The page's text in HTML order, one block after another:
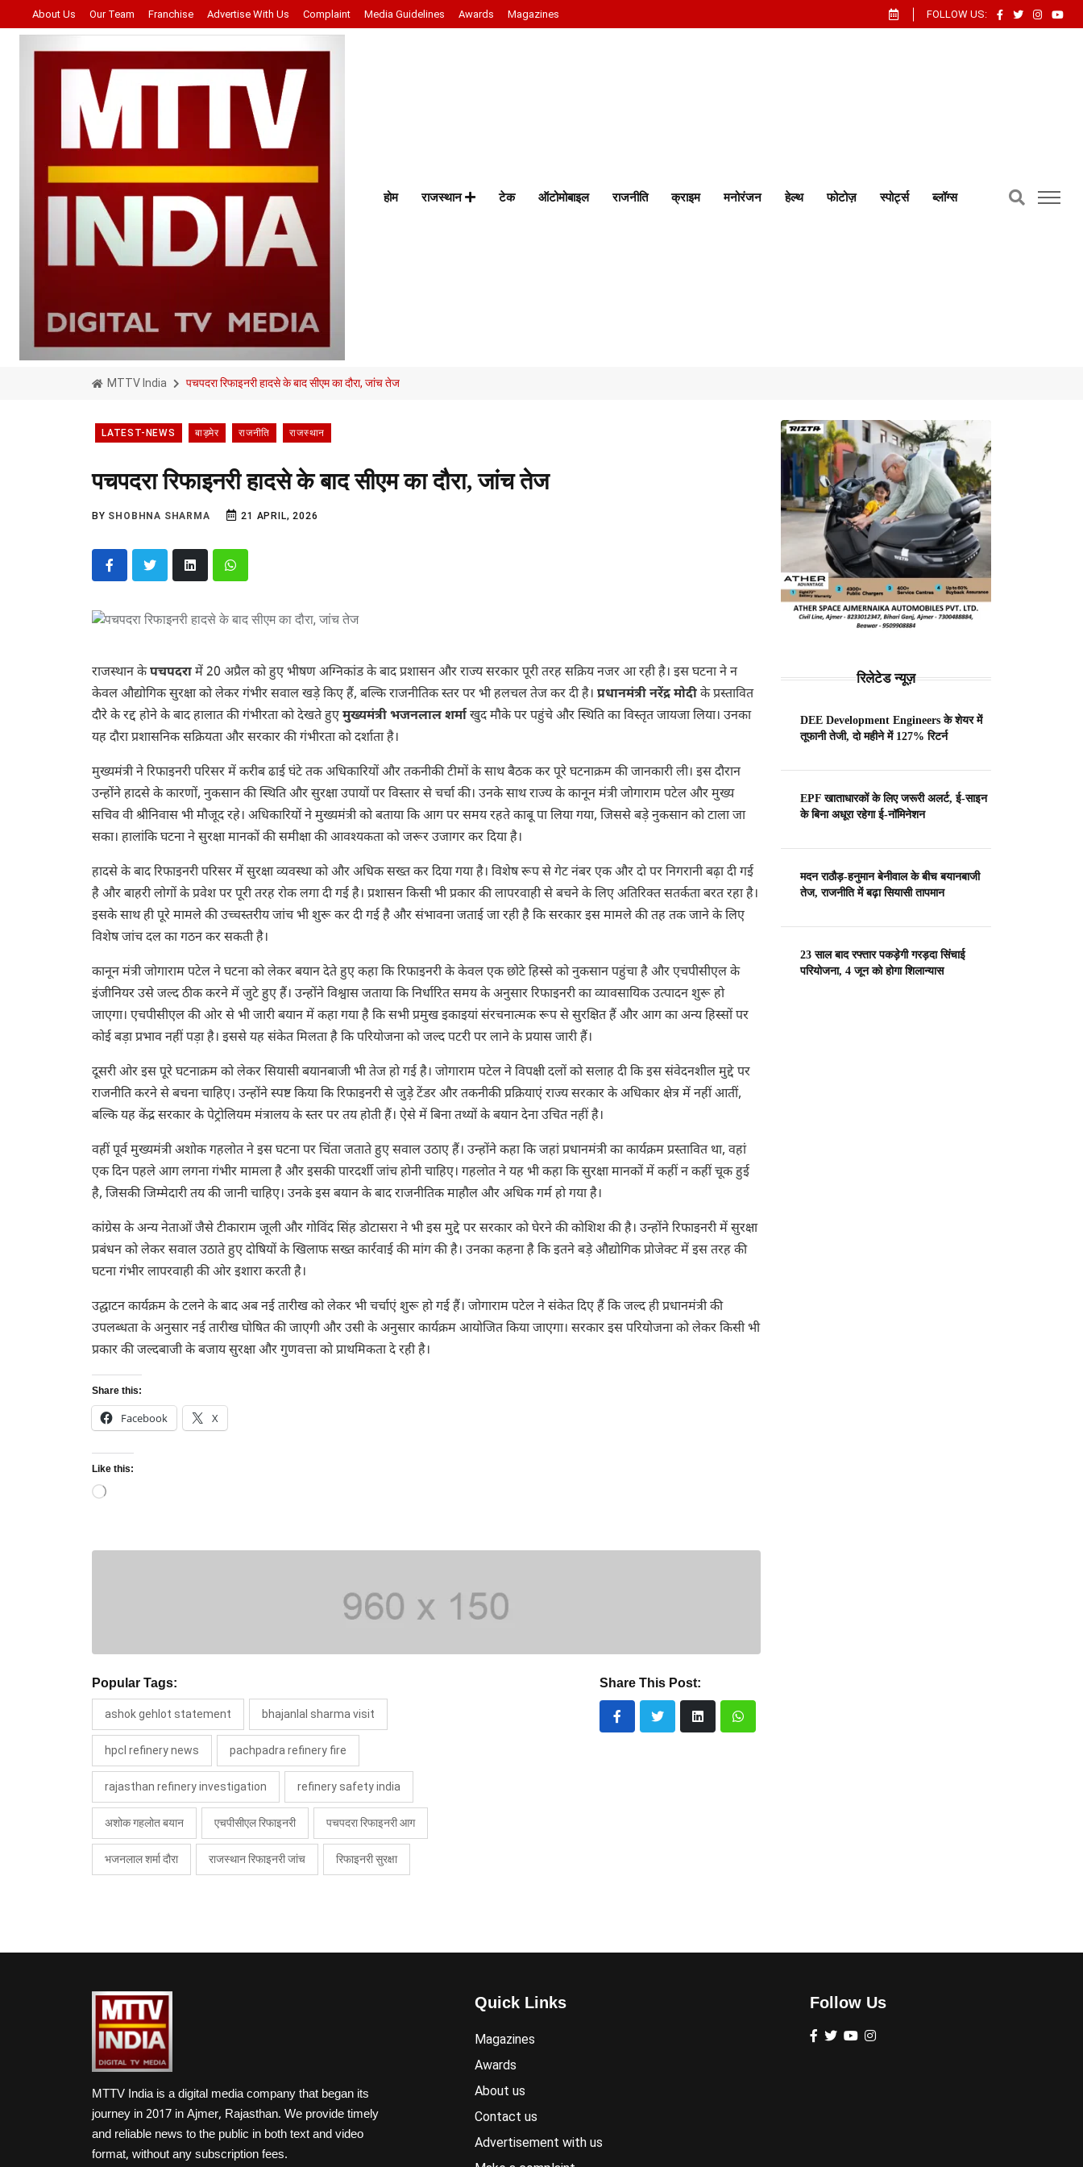
About Us Our Team Franchise Advertise With Us Complaint Media Guidelines Awards Magazines FOLLOW US:
होम राजस्थान टेक ऑटोमोबाइल राजनीति क्राइम मनोरंजन हेल्थ फोटोज़ स्पोर्ट्स ब्लॉग्स
MTTV India पचपदरा रिफाइनरी हादसे के बाद सीएम का दौरा, जांच तेज
LATEST-NEWS बाड़मेर राजनीति राजस्थान
पचपदरा रिफाइनरी हादसे के बाद सीएम का दौरा, जांच तेज
BY SHOBHNA SHARMA 21 APRIL, 2026
राजस्थान केपचपदरामें 20 अप्रैल को हुए भीषण अग्निकांड के बाद प्रशासन और राज्य सरकार पूरी तरह सक्रिय नजर आ रही है। इस घटना ने न
केवल औद्योगिक सुरक्षा को लेकर गंभीर सवाल खड़े किए हैं, बल्कि राजनीतिक स्तर पर भी हलचल तेज कर दी है। प्रधानमंत्रीनरेंद्र मोदीके प्रस्तावित
दौरे के रद्द होने के बाद हालात की गंभीरता को देखते हुएमुख्यमंत्रीभजनलाल शर्माखुद मौके पर पहुंचे और स्थिति का विस्तृत जायजा लिया। उनका
यह दौरा प्रशासनिक सक्रियता और सरकार की गंभीरता को दर्शाता है।
मुख्यमंत्री ने रिफाइनरी परिसर में करीब ढाई घंटे तक अधिकारियों और तकनीकी टीमों के साथ बैठक कर पूरे घटनाक्रम की जानकारी ली। इस दौरान
उन्होंने हादसे के कारणों, नुकसान की स्थिति और सुरक्षा उपायों पर विस्तार से चर्चा की। उनके साथ राज्य के कानून मंत्रीजोगाराम पटेलऔर मुख्य
सचिववी श्रीनिवासभी मौजूद रहे। अधिकारियों ने मुख्यमंत्री को बताया कि आग पर समय रहते काबू पा लिया गया, जिससे बड़े नुकसान को टाला जा
सका। हालांकि घटना ने सुरक्षा मानकों की समीक्षा की आवश्यकता को जरूर उजागर कर दिया है।
हादसे के बाद रिफाइनरी परिसर में सुरक्षा व्यवस्था को और अधिक सख्त कर दिया गया है। विशेष रूप से गेट नंबर एक और दो पर निगरानी बढ़ा दी गई
है और बाहरी लोगों के प्रवेश पर पूरी तरह रोक लगा दी गई है। प्रशासन किसी भी प्रकार की लापरवाही से बचने के लिए अतिरिक्त सतर्कता बरत रहा है।
इसके साथ ही पूरे मामले की उच्चस्तरीय जांच भी शुरू कर दी गई है और संभावना जताई जा रही है कि सरकार इस मामले की तह तक जाने के लिए
विशेष जांच दल का गठन कर सकती है।
कानून मंत्री जोगाराम पटेल ने घटना को लेकर बयान देते हुए कहा कि रिफाइनरी के केवल एक छोटे हिस्से को नुकसान पहुंचा है और एचपीसीएल के
इंजीनियर उसे जल्द ठीक करने में जुटे हुए हैं। उन्होंने विश्वास जताया कि निर्धारित समय के अनुसार रिफाइनरी का व्यावसायिक उत्पादन शुरू हो
जाएगा। एचपीसीएल की ओर से भी जारी बयान में कहा गया है कि सभी प्रमुख इकाइयां संरचनात्मक रूप से सुरक्षित हैं और आग का अन्य हिस्सों पर
कोई बड़ा प्रभाव नहीं पड़ा है। इससे यह संकेत मिलता है कि परियोजना को जल्द पटरी पर लाने के प्रयास जारी हैं।
दूसरी ओर इस पूरे घटनाक्रम को लेकर सियासी बयानबाजी भी तेज हो गई है। जोगाराम पटेल ने विपक्षी दलों को सलाह दी कि इस संवेदनशील मुद्दे पर
राजनीति करने से बचना चाहिए। उन्होंने स्पष्ट किया कि रिफाइनरी से जुड़े टेंडर और तकनीकी प्रक्रियाएं राज्य सरकार के अधिकार क्षेत्र में नहीं आतीं,
बल्कि यह केंद्र सरकार के पेट्रोलियम मंत्रालय के स्तर पर तय होती हैं। ऐसे में बिना तथ्यों के बयान देना उचित नहीं है।
वहीं पूर्व मुख्यमंत्रीअशोक गहलोतने इस घटना पर चिंता जताते हुए सवाल उठाए हैं। उन्होंने कहा कि जहां प्रधानमंत्री का कार्यक्रम प्रस्तावित था, वहां
एक दिन पहले आग लगना गंभीर मामला है और इसकी पारदर्शी जांच होनी चाहिए। गहलोत ने यह भी कहा कि सुरक्षा मानकों में कहीं न कहीं चूक हुई
है, जिसकी जिम्मेदारी तय की जानी चाहिए। उनके इस बयान के बाद राजनीतिक माहौल और अधिक गर्म हो गया है।
कांग्रेस के अन्य नेताओं जैसेटीकाराम जूलीऔरगोविंद सिंह डोटासराने भी इस मुद्दे पर सरकार को घेरने की कोशिश की है। उन्होंने रिफाइनरी में सुरक्षा
प्रबंधन को लेकर सवाल उठाते हुए दोषियों के खिलाफ सख्त कार्रवाई की मांग की है। उनका कहना है कि इतने बड़े औद्योगिक प्रोजेक्ट में इस तरह की
घटना गंभीर लापरवाही की ओर इशारा करती है।
उद्घाटन कार्यक्रम के टलने के बाद अब नई तारीख को लेकर भी चर्चाएं शुरू हो गई हैं। जोगाराम पटेल ने संकेत दिए हैं कि जल्द ही प्रधानमंत्री की
उपलब्धता के अनुसार नई तारीख घोषित की जाएगी और उसी के अनुसार कार्यक्रम आयोजित किया जाएगा। सरकार इस परियोजना को लेकर किसी भी
प्रकार की जल्दबाजी के बजाय सुरक्षा और गुणवत्ता को प्राथमिकता दे रही है।
Share this:
Facebook X
Like this:
Loading…
Popular Tags:
ashok gehlot statement bhajanlal sharma visit
hpcl refinery news pachpadra refinery fire
rajasthan refinery investigation refinery safety india
अशोक गहलोत बयान एचपीसीएल रिफाइनरी पचपदरा रिफाइनरी आग
भजनलाल शर्मा दौरा राजस्थान रिफाइनरी जांच रिफाइनरी सुरक्षा
Share This Post:
रिलेटेड न्यूज़
DEE Development Engineers के शेयर में
तूफानी तेजी, दो महीने में 127% रिटर्न
EPF खाताधारकों के लिए जरूरी अलर्ट, ई-साइन
के बिना अधूरा रहेगा ई-नॉमिनेशन
मदन राठौड़-हनुमान बेनीवाल के बीच बयानबाजी
तेज, राजनीति में बढ़ा सियासी तापमान
23 साल बाद रफ्तार पकड़ेगी गरड़दा सिंचाई
परियोजना, 4 जून को होगा शिलान्यास
MTTV India is a digital media company that began its
journey in 2017 in Ajmer, Rajasthan. We provide timely
and reliable news to the public in both text and video
format, without any subscription fees.
Quick Links
Magazines
Awards
About us
Contact us
Advertisement with us
Follow Us